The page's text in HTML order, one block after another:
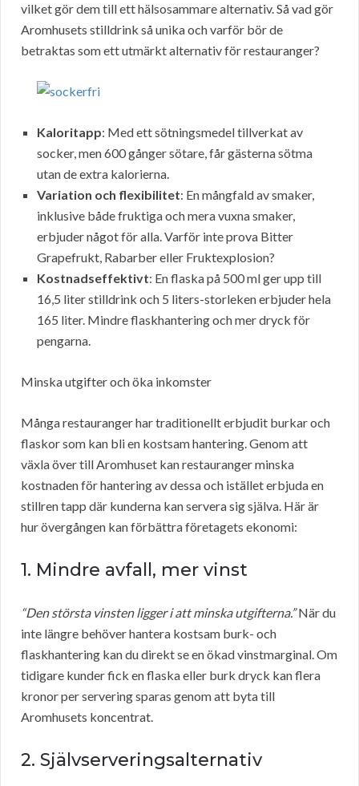
vilket gör dem till ett hälsosammare alternativ. Så vad gör
Aromhusets stilldrink så unika och varför bör de
betraktas som ett utmärkt alternativ för restauranger?
Kaloritapp: Med ett sötningsmedel tillverkat av
socker, men 600 gånger sötare, får gästerna sötma
utan de extra kalorierna.
Variation och flexibilitet: En mångfald av smaker,
inklusive både fruktiga och mera vuxna smaker,
erbjuder något för alla. Varför inte prova Bitter
Grapefrukt, Rabarber eller Fruktexplosion?
Kostnadseffektivt: En flaska på 500 ml ger upp till
16,5 liter stilldrink och 5 liters-storleken erbjuder hela
165 liter. Mindre flaskhantering och mer dryck för
pengarna.
Minska utgifter och öka inkomster
Många restauranger har traditionellt erbjudit burkar och
flaskor som kan bli en kostsam hantering. Genom att
växla över till Aromhuset kan restauranger minska
kostnaden för hantering av dessa och istället erbjuda en
stillren tapp där kunderna kan servera sig själva. Här är
hur övergången kan förbättra företagets ekonomi:
1. Mindre avfall, mer vinst
“Den största vinsten ligger i att minska utgifterna.”När du
inte längre behöver hantera kostsam burk- och
flaskhantering kan du direkt se en ökad vinstmarginal. Om
tidigare kunder fick en flaska eller burk dryck kan flera
kronor per servering sparas genom att byta till
Aromhusets koncentrat.
2. Självserveringsalternativ